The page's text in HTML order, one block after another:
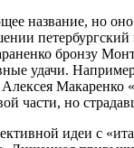
название, но
бронзу
удачи.
части, но
идеи с